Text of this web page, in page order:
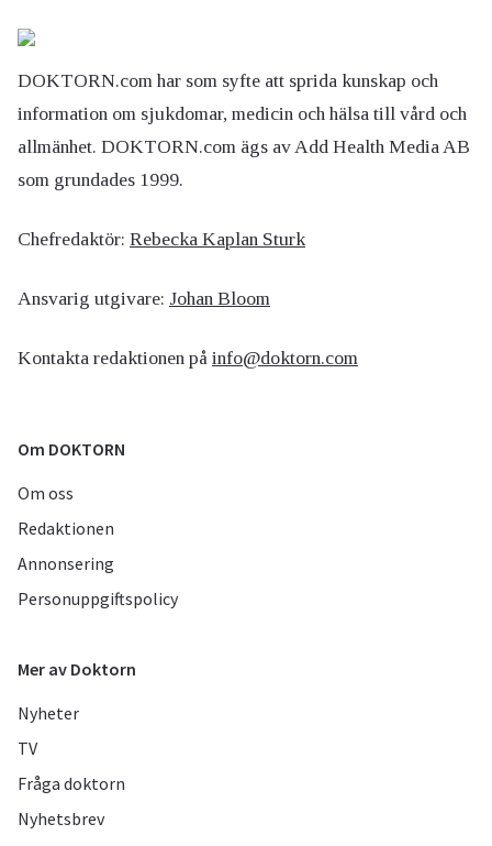
DOKTORN.com har som syfte att sprida kunskap och
information om sjukdomar, medicin och hälsa till vård och
allmänhet. DOKTORN.com ägs av Add Health Media AB
som grundades 1999.
Chefredaktör: Rebecka Kaplan Sturk
Ansvarig utgivare: Johan Bloom
Kontakta redaktionen på info@doktorn.com
Om DOKTORN
Om oss
Redaktionen
Annonsering
Personuppgiftspolicy
Mer av Doktorn
Nyheter
TV
Fråga doktorn
Nyhetsbrev